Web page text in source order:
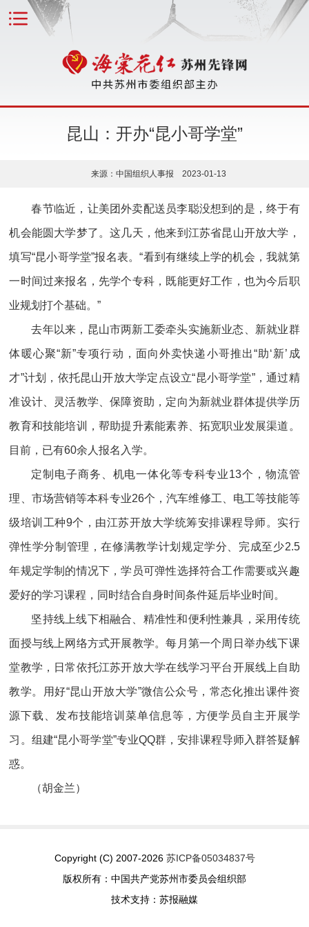
昆山：开办“昆小哥学堂”
来源：中国组织人事报 2023-01-13
春节临近，让美团外卖配送员李聪没想到的是，终于有
机会能圆大学梦了。这几天，他来到江苏省昆山开放大学，
填写“昆小哥学堂”报名表。“看到有继续上学的机会，我就第
一时间过来报名，先学个专科，既能更好工作，也为今后职
业规划打个基础。”
去年以来，昆山市两新工委牵头实施新业态、新就业群
体暖心聚“新”专项行动，面向外卖快递小哥推出“助‘新’成
才”计划，依托昆山开放大学定点设立“昆小哥学堂”，通过精
准设计、灵活教学、保障资助，定向为新就业群体提供学历
教育和技能培训，帮助提升素能素养、拓宽职业发展渠道。
目前，已有60余人报名入学。
定制电子商务、机电一体化等专科专业13个，物流管
理、市场营销等本科专业26个，汽车维修工、电工等技能等
级培训工种9个，由江苏开放大学统筹安排课程导师。实行
弹性学分制管理，在修满教学计划规定学分、完成至少2.5
年规定学制的情况下，学员可弹性选择符合工作需要或兴趣
爱好的学习课程，同时结合自身时间条件延后毕业时间。
坚持线上线下相融合、精准性和便利性兼具，采用传统
面授与线上网络方式开展教学。每月第一个周日举办线下课
堂教学，日常依托江苏开放大学在线学习平台开展线上自助
教学。用好“昆山开放大学”微信公众号，常态化推出课件资
源下载、发布技能培训菜单信息等，方便学员自主开展学
习。组建“昆小哥学堂”专业QQ群，安排课程导师入群答疑解
惑。
（胡金兰）
Copyright (C) 2007-2026 苏ICP备05034837号
版权所有：中国共产党苏州市委员会组织部
技术支持：苏报融媒